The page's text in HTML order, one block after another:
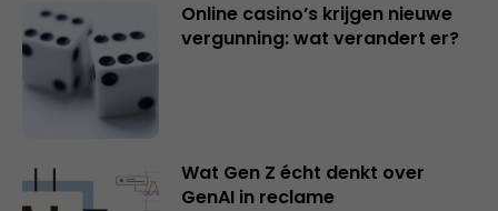
Online casino’s krijgen nieuwe
vergunning: wat verandert er?
Wat Gen Z écht denkt over
GenAI in reclame